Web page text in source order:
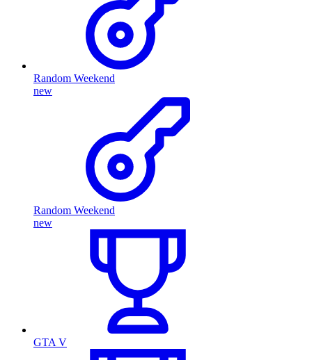
Random Weekend
new
Random Weekend
new
GTA V